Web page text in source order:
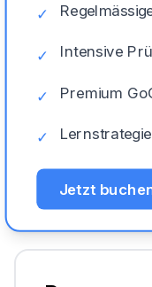
✓
✓ Intensive
✓ Premium
✓
Jetzt